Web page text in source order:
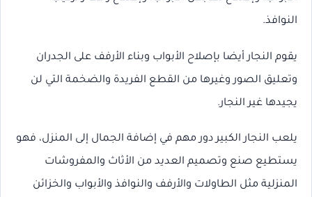
النوافذ.
يقوم النجار أيضا بإصلاح الأبواب وبناء الأرفف على الجدران
وتعليق الصور وغيرها من القطع الفريدة والضخمة التي لن
يجيدها غير النجار.
يلعب النجار الكبير دور مهم في إضافة الجمال إلى المنزل، فهو
يستطيع صنع وتصميم العديد من الأثاث والمفروشات
المنزلية مثل الطاولات والأرفف والنوافذ والأبواب والخزائن